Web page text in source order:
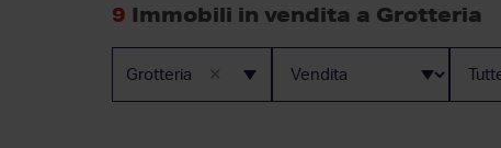
9 Immobili in vendita a Grotteria
×
Grotteria